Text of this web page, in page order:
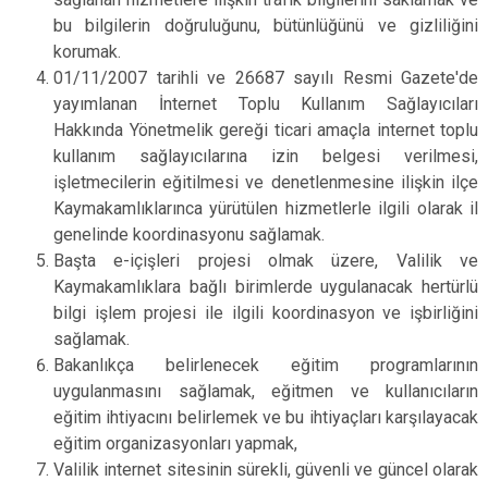
bu bilgilerin doğruluğunu, bütünlüğünü ve gizliliğini
korumak.
01/11/2007 tarihli ve 26687 sayılı Resmi Gazete'de
yayımlanan İnternet Toplu Kullanım Sağlayıcıları
Hakkında Yönetmelik gereği ticari amaçla internet toplu
kullanım sağlayıcılarına izin belgesi verilmesi,
işletmecilerin eğitilmesi ve denetlenmesine ilişkin ilçe
Kaymakamlıklarınca yürütülen hizmetlerle ilgili olarak il
genelinde koordinasyonu sağlamak.
Başta e-içişleri projesi olmak üzere, Valilik ve
Kaymakamlıklara bağlı birimlerde uygulanacak hertürlü
bilgi işlem projesi ile ilgili koordinasyon ve işbirliğini
sağlamak.
Bakanlıkça belirlenecek eğitim programlarının
uygulanmasını sağlamak, eğitmen ve kullanıcıların
eğitim ihtiyacını belirlemek ve bu ihtiyaçları karşılayacak
eğitim organizasyonları yapmak,
Valilik internet sitesinin sürekli, güvenli ve güncel olarak